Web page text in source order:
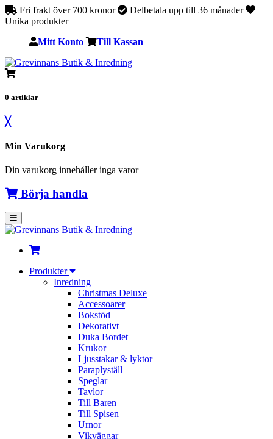
Fri frakt över 700 kronor
Delbetala upp till 36 månader
Unika produkter
Mitt Konto Till Kassan
0 artiklar
╳
Min Varukorg
Din varukorg innehåller inga varor
Börja handla
Produkter
Inredning
Christmas Deluxe
Accessoarer
Bokstöd
Dekorativt
Duka Bordet
Krukor
Ljusstakar & lyktor
Paraplyställ
Speglar
Tavlor
Till Baren
Till Spisen
Urnor
Vikväggar